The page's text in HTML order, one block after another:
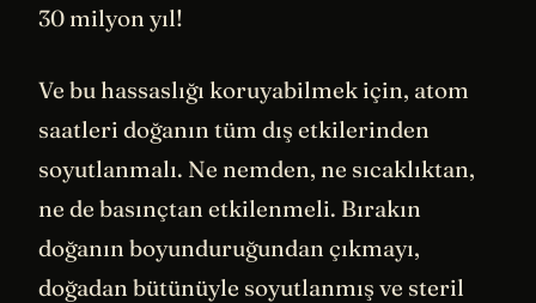
30 milyon yıl!
Ve bu hassaslığı koruyabilmek için, atom
saatleri doğanın tüm dış etkilerinden
soyutlanmalı. Ne nemden, ne sıcaklıktan,
ne de basınçtan etkilenmeli. Bırakın
doğanın boyunduruğundan çıkmayı,
doğadan bütünüyle soyutlanmış ve steril